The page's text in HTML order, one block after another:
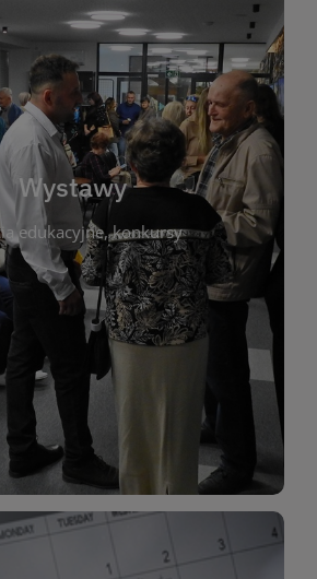
Wystawy
edukacyjne, konkursy
Wystawy
prezentujące zarówno
twórców, jak i zbiory tematyczne.
informacje o aktualnych
oraz archiwum wystaw z
Prezentowane prace obejmują
rękodzieło i inne formy
wystawa to wyjątkowa okazja
z kulturą i sztuką w przestrzeni
zapraszamy wszystkich
estetycznych doznań!
WIĘCEJ